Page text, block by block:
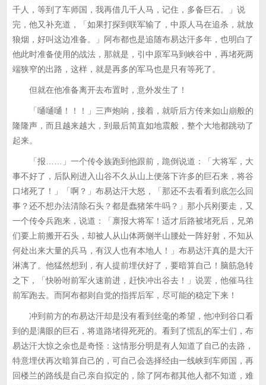
千人，等到了车师国，我再借几千人马，记住，多备巨石。」说
完，他又补充道，「如果打探到联军输了，中原人马在追杀，就放
狼烟，好叫这边准备。」阿布都也是追随布易达汗多年，也明白了
他此时准备使用的战法，那就是，引中原军马到峡谷中，再堵死两
端狭窄的出路，这样，就是再多的军马也是只有等死了。
但就在他准备离开去布置时，意外发生了！
「嗵嗵嗵！！！」三声炮响，接着，就听后方传来如山崩般的
隆隆声，而且越来越大，到最后简直如地震般，整个大地都跳动了
起来。
「报……」一个传令族跑到他跟前，跪倒说道：「大将军，大
事不好了，后队刚进入山谷不久从山上便落下许多的巨石来，将谷
口堵死了！」「啊？」布易达汗大怒，「那还不去看看到底怎么回
事？还不想办法清除石头？都是蠢猪笨牛吗？」那小兵刚要走，又
一个传令兵跑来，说道：「禀报大将军！适才后路被堵死后，兄弟
们要上前搬开石头，却被人从山体两侧半山腰处一阵好射，不知从
何处出来大量的兵马，有汉人也有本地人！」布易达汗真的是大汗
淋漓了。他猛然想到，有人提前埋伏好了，要暗算自己！脑筋急转
之下，「快吩咐前军火速前进，赶快冲出谷去！」说罢，他催马往
前军跑去。而阿布都则自觉的指挥后军，尽可能的稳定下来！
冲到前方的布易达汗却是没有看到丝毫的希望，他冲到谷口看
到的是满眼的巨石，将道路堵得死死的。看到了慌乱的军士们，布
易达汗大惊之余也是奇怪：这情形分明是有人知道了自己的去路，
特意埋伏再次暗算自己的，可自己会选择经由一线峡到车师国，再
回楼兰的路线是自己亲自拟定的，除了阿布都其他人都不知道，难